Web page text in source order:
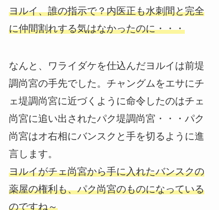
ヨルイ、誰の指示で？内医正も水刺間と完全
に仲間割れする気はなかったのに・・・
なんと、ワライダケを仕込んだヨルイは前堤
調尚宮の手先でした。チャングムをエサにチ
ェ堤調尚宮に近づくように命令したのはチェ
尚宮に追い出されたパク堤調尚宮・・・パク
尚宮はオ右相にバンスクと手を切るように進
言します。
ヨルイがチェ尚宮から手に入れたバンスクの
薬屋の権利も、パク尚宮のものになっている
のですね～